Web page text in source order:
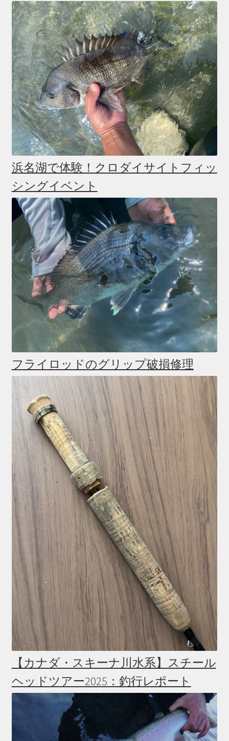
浜名湖で体験！クロダイサイトフィッ
シングイベント
フライロッドのグリップ破損修理
【カナダ・スキーナ川水系】スチール
ヘッドツアー2025：釣行レポート